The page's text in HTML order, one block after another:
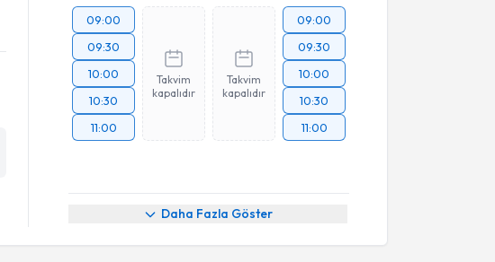
09:00
09:30
10:00
10:30
11:00
Takvim
kapalıdır
Takvim
kapalıdır
09:00
09:30
10:00
10:30
11:00
Daha Fazla Göster